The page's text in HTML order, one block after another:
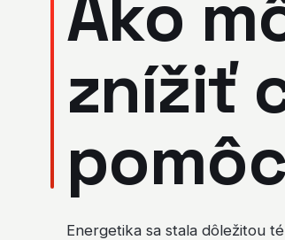
znížiť
Energetika sa stala dôležitou